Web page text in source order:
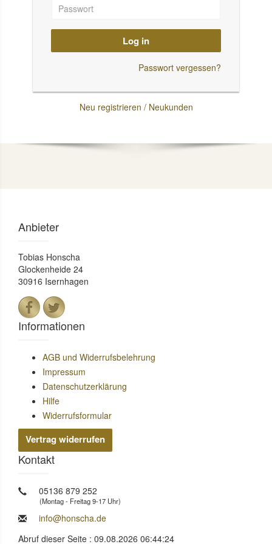
Log in
Passwort vergessen?
Neu registrieren / Neukunden
Anbieter
Tobias Honscha
Glockenheide 24
30916 Isernhagen
Informationen
AGB und Widerrufsbelehrung
Impressum
Datenschutzerklärung
Hilfe
Widerrufsformular
Vertrag widerrufen
Kontakt
05136 879 252
(Montag - Freitag 9-17 Uhr)
info@honscha.de
Abruf dieser Seite : 09.08.2026 06:44:24